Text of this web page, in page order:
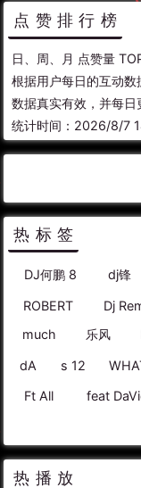
点赞排行榜
日、周、月 点赞量
根据用户每日的互动数
数据真实有效，并每日
统计时间：2026/8/7
热标签
DJ何鹏 8 dj锋
ROBERT Dj
much
乐风
dA s 12
Ft All feat
热播放